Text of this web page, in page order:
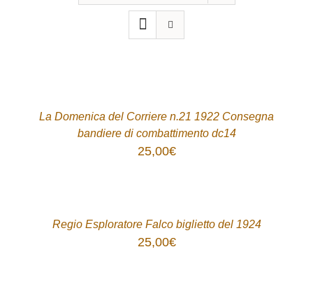
La Domenica del Corriere n.21 1922 Consegna
bandiere di combattimento dc14
25,00€
Regio Esploratore Falco biglietto del 1924
25,00€